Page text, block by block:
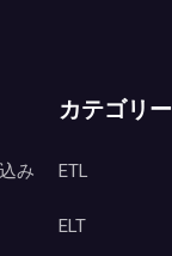
み
カテゴリー
ETL
ELT